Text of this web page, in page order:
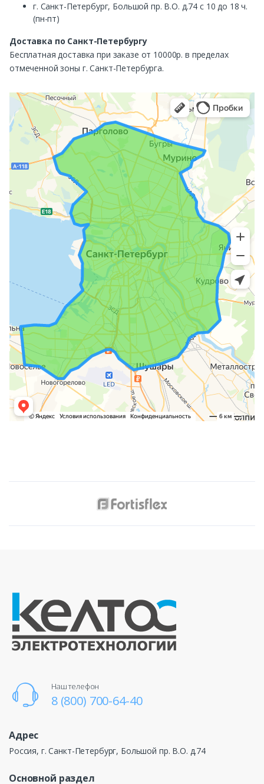
г. Санкт-Петербург, Большой пр. В.О. д.74 с 10 до 18 ч.
(пн-пт)
Доставка по Санкт-Петербургу
Бесплатная доставка при заказе от 10000р. в пределах
отмеченной зоны г. Санкт-Петербурга.
Наш телефон
8 (800) 700-64-40
Адрес
Россия, г. Санкт-Петербург, Большой пр. В.О. д.74
Основной раздел